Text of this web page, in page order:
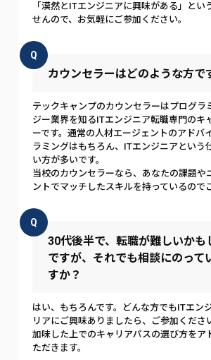
「漠然とITエンジニアに興味がある」とい
せんので、お気軽にご参加ください。
Q
カウンセラーはどのような方で
テックキャンプのカウンセラーはプログラ
ジー業界を知るITエンジニア転職専門のキ
ーです。通常の人材エージェントのアドバ
ラミングはもちろん、ITエンジニアという
い方が多いです。
当校のカウンセラーなら、あなたの課題や
ントでマッチしたスキルを持っているので
Q
30代後半で、転職が難しいかも
ですが、それでも相談にのって
すか？
はい、もちろんです。どんな方でもITエン
リアにご興味ありましたら、ご参加くださ
加味した上でのキャリアパスの選び方をア
ただきます。